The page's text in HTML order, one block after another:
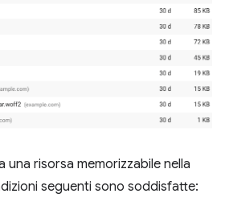
una risorsa memorizzabile nella
seguenti sono soddisfatte: